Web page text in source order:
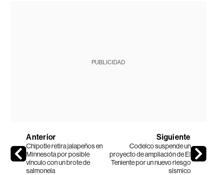
PUBLICIDAD
Anterior
Chipotle retira jalapeños en
Minnesota por posible
vínculo con un brote de
salmonela
Siguiente
Codelco suspende un
proyecto de ampliación de El
Teniente por un nuevo riesgo
sísmico